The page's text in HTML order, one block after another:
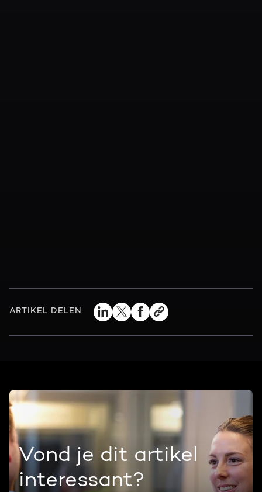
ARTIKEL DELEN
Vond je dit artikel
interessant?